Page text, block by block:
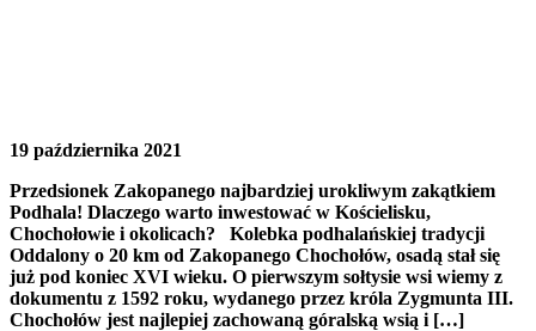
19 października 2021
Przedsionek Zakopanego najbardziej urokliwym zakątkiem
Podhala! Dlaczego warto inwestować w Kościelisku,
Chochołowie i okolicach? Kolebka podhalańskiej tradycji
Oddalony o 20 km od Zakopanego Chochołów, osadą stał się
już pod koniec XVI wieku. O pierwszym sołtysie wsi wiemy z
dokumentu z 1592 roku, wydanego przez króla Zygmunta III.
Chochołów jest najlepiej zachowaną góralską wsią i […]